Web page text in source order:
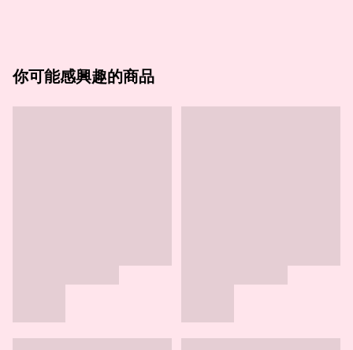
你可能感興趣的商品